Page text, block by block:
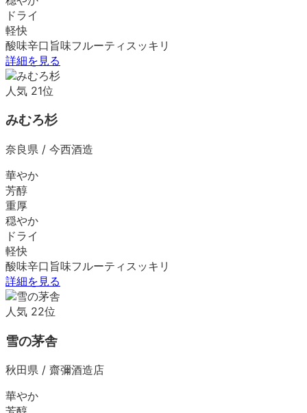
ドライ
軽快
酸味辛口 旨味フルーティ スッキリ
詳細を見る
人気 21位
みむろ杉
奈良県 / 今西酒造
華やか
芳醇
重厚
穏やか
ドライ
軽快
酸味辛口 旨味フルーティ スッキリ
詳細を見る
人気 22位
雪の茅舎
秋田県 / 齋彌酒造店
華やか